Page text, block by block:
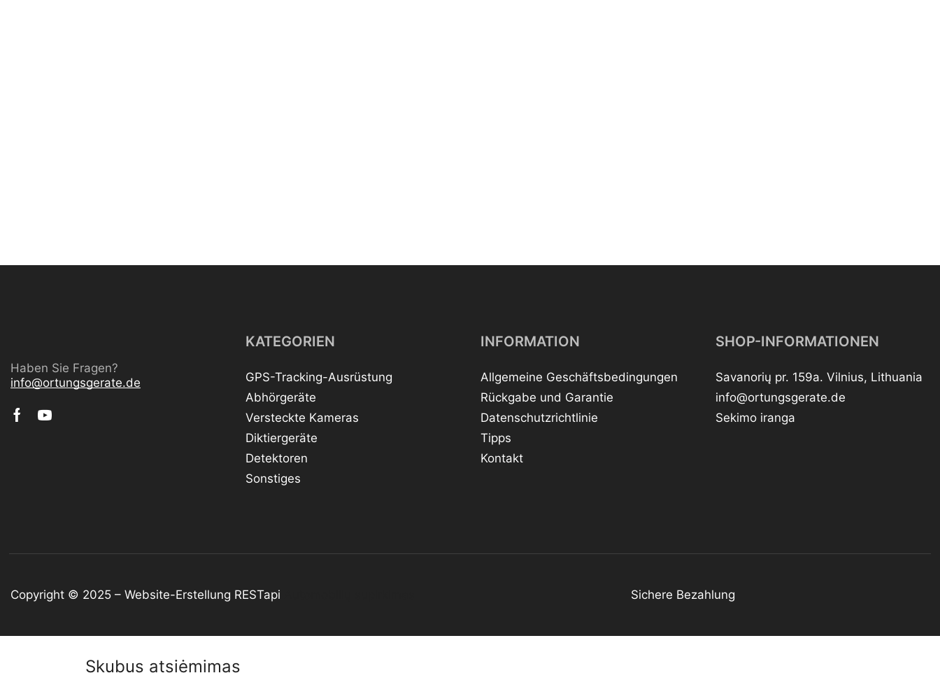
Haben Sie Fragen?
info@ortungsgerate.de
KATEGORIEN
GPS-Tracking-Ausrüstung
Abhörgeräte
Versteckte Kameras
Diktiergeräte
Detektoren
Sonstiges
INFORMATION
Allgemeine Geschäftsbedingungen
Rückgabe und Garantie
Datenschutzrichtlinie
Tipps
Kontakt
SHOP-INFORMATIONEN
Savanorių pr. 159a. Vilnius, Lithuania
info@ortungsgerate.de
Sekimo iranga
Copyright © 2025 – Website-Erstellung RESTapi Sichere Bezahlung
Skubus atsiėmimas